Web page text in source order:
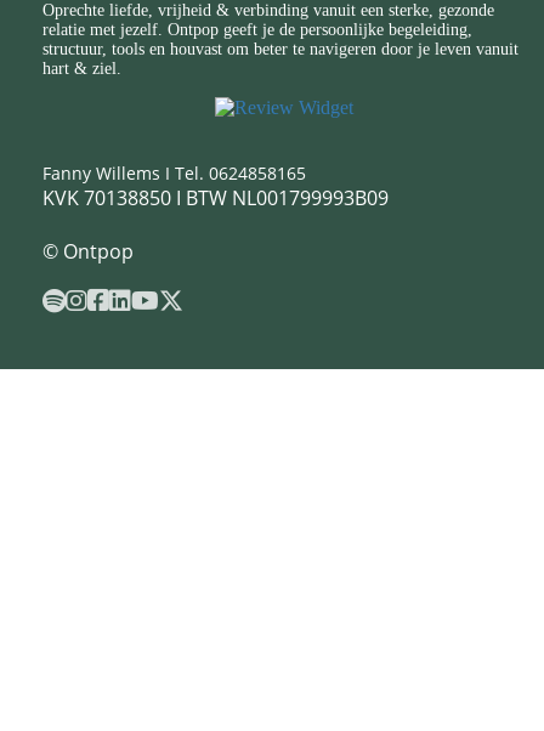
Oprechte liefde, vrijheid & verbinding vanuit een sterke, gezonde
relatie met jezelf. Ontpop geeft je de persoonlijke begeleiding,
structuur, tools en houvast om beter te navigeren door je leven vanuit
hart & ziel.
Fanny Willems I Tel. 0624858165
KVK 70138850 I BTW NL001799993B09
© Ontpop